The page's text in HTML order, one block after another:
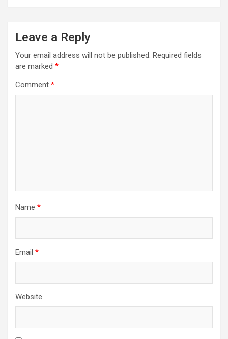
Leave a Reply
Your email address will not be published. Required fields
are marked *
Comment *
Name *
Email *
Website